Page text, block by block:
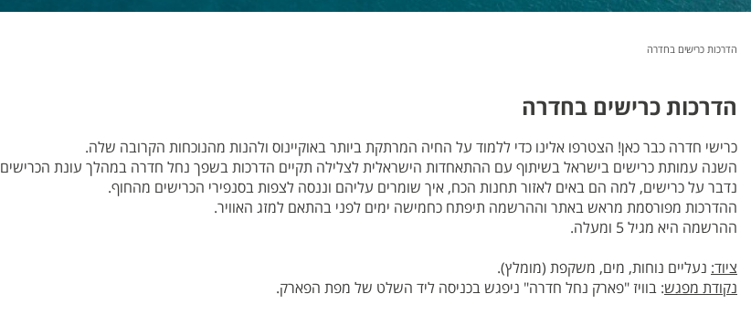
הדרכות כרישים בחדרה
הדרכות כרישים בחדרה
כרישי חדרה כבר כאן! הצטרפו אלינו כדי ללמוד על החיה המרתקת ביותר באוקיינוס ולהנות מהנוכחות הקרובה שלה.
השנה עמותת כרישים בישראל בשיתוף עם ההתאחדות הישראלית לצלילה תקיים הדרכותבשפך נחל חדרה במהלך עונת הכרישים
נדבר על כרישים, למה הם באים לאזור תחנות הכח, איך שומרים עליהם וננסה לצפות בסנפירי הכרישים מהחוף.
ההדרכות מפורסמת מראש באתר וההרשמה תיפתח כחמישה ימים לפני בהתאם למזג האוויר.
ההרשמה היא מגיל 5 ומעלה.
ציוד: נעליים נוחות, מים, משקפת (מומלץ).
נקודת מפגש: בוויז "פארק נחל חדרה" ניפגש בכניסה ליד השלט של מפת הפארק.